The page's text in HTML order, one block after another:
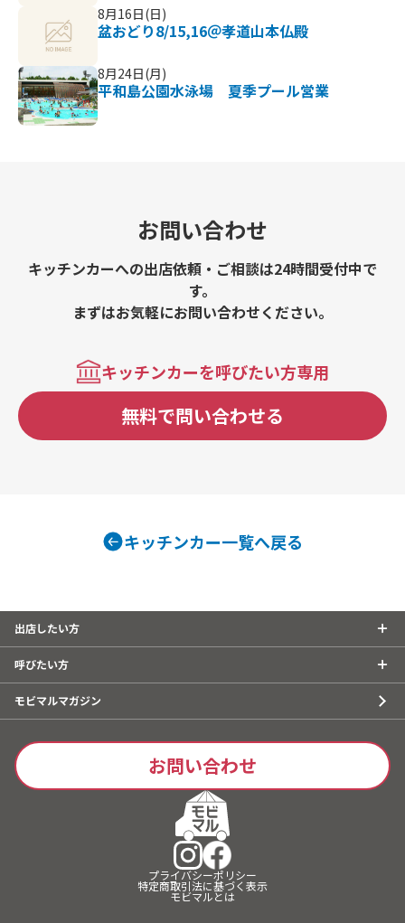
8月16日(日)
盆おどり8/15,16＠孝道山本仏殿
8月24日(月)
平和島公園水泳場 夏季プール営業
お問い合わせ
キッチンカーへの出店依頼・ご相談は24時間受付中で
す。
まずはお気軽にお問い合わせください。
キッチンカーを呼びたい方専用
無料で問い合わせる
キッチンカー一覧へ戻る
出店したい方
呼びたい方
モビマルマガジン
お問い合わせ
プライバシーポリシー
特定商取引法に基づく表示
モビマルとは